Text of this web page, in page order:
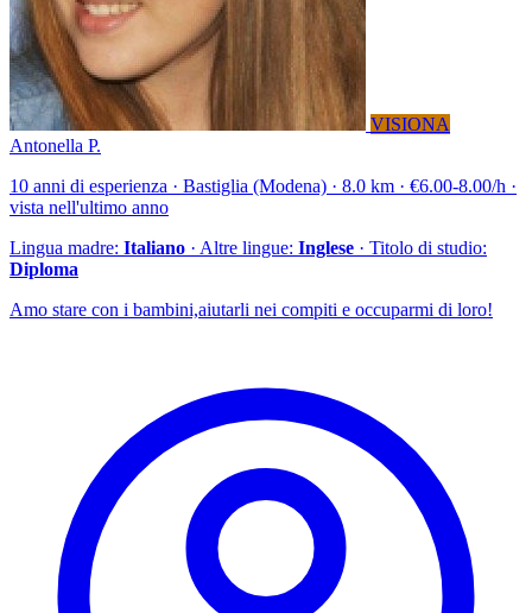
VISIONA
Antonella P.
10 anni di esperienza · Bastiglia (Modena) · 8.0 km · €6.00-8.00/h ·
vista nell'ultimo anno
Lingua madre: Italiano · Altre lingue: Inglese · Titolo di studio:
Diploma
Amo stare con i bambini,aiutarli nei compiti e occuparmi di loro!